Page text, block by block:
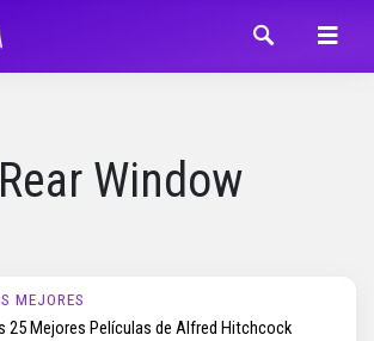
Rear Window
MEJORES
25 Mejores Películas de Alfred Hitchcock